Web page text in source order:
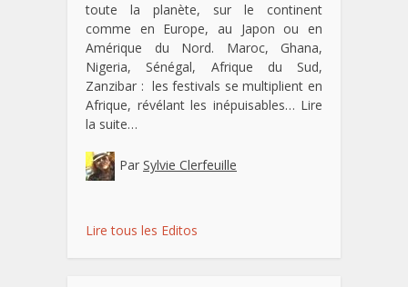
toute la planète, sur le continent
comme en Europe, au Japon ou en
Amérique du Nord. Maroc, Ghana,
Nigeria, Sénégal, Afrique du Sud,
Zanzibar : les festivals se multiplient en
Afrique, révélant les inépuisables… Lire
la suite…
Par Sylvie Clerfeuille
Lire tous les Editos